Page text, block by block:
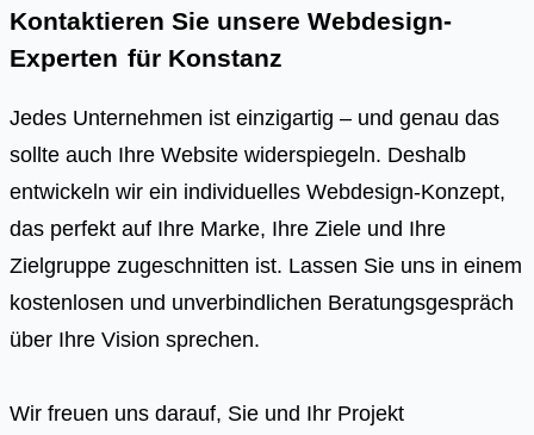
Kontaktieren Sie unsere Webdesign-
Experten für Konstanz
Jedes Unternehmen ist einzigartig – und genau das
sollte auch Ihre Website widerspiegeln. Deshalb
entwickeln wir ein individuelles Webdesign-Konzept,
das perfekt auf Ihre Marke, Ihre Ziele und Ihre
Zielgruppe zugeschnitten ist. Lassen Sie uns in einem
kostenlosen und unverbindlichen Beratungsgespräch
über Ihre Vision sprechen.
Wir freuen uns darauf, Sie und Ihr Projekt